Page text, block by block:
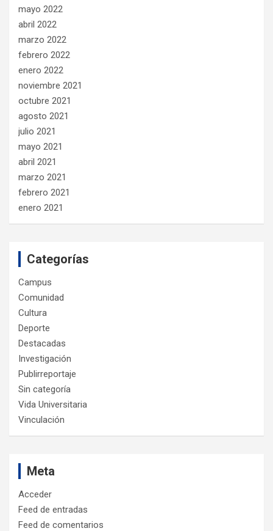
mayo 2022
abril 2022
marzo 2022
febrero 2022
enero 2022
noviembre 2021
octubre 2021
agosto 2021
julio 2021
mayo 2021
abril 2021
marzo 2021
febrero 2021
enero 2021
Categorías
Campus
Comunidad
Cultura
Deporte
Destacadas
Investigación
Publirreportaje
Sin categoría
Vida Universitaria
Vinculación
Meta
Acceder
Feed de entradas
Feed de comentarios